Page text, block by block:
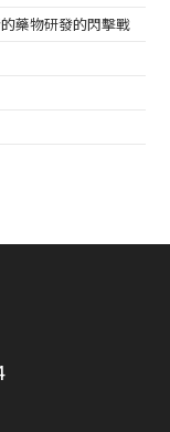
藥物研發的閃擊戰